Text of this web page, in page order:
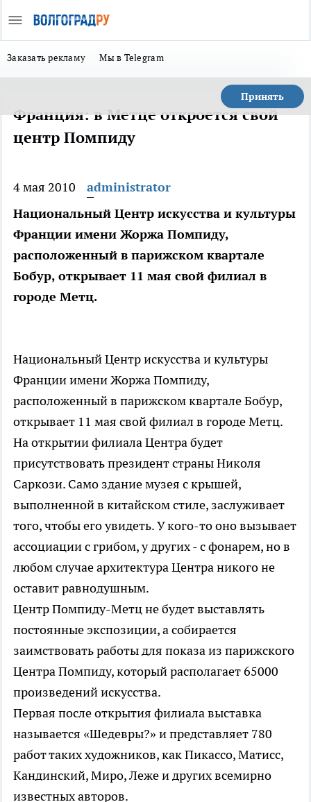
Заказать рекламу Мы в Telegram
Принять
Франция: в Метце откроется свой
центр Помпиду
4 мая 2010
administrator
Национальный Центр искусства и культуры
Франции имени Жоржа Помпиду,
расположенный в парижском квартале
Бобур, открывает 11 мая свой филиал в
городе Метц.
Национальный Центр искусства и культуры
Франции имени Жоржа Помпиду,
расположенный в парижском квартале Бобур,
открывает 11 мая свой филиал в городе Метц.
На открытии филиала Центра будет
присутствовать президент страны Николя
Саркози. Само здание музея с крышей,
выполненной в китайском стиле, заслуживает
того, чтобы его увидеть. У кого-то оно вызывает
ассоциации с грибом, у других - с фонарем, но в
любом случае архитектура Центра никого не
оставит равнодушным.
Центр Помпиду-Метц не будет выставлять
постоянные экспозиции, а собирается
заимствовать работы для показа из парижского
Центра Помпиду, который располагает 65000
произведений искусства.
Первая после открытия филиала выставка
называется «Шедевры?» и представляет 780
работ таких художников, как Пикассо, Матисс,
Кандинский, Миро, Леже и других всемирно
известных авторов.